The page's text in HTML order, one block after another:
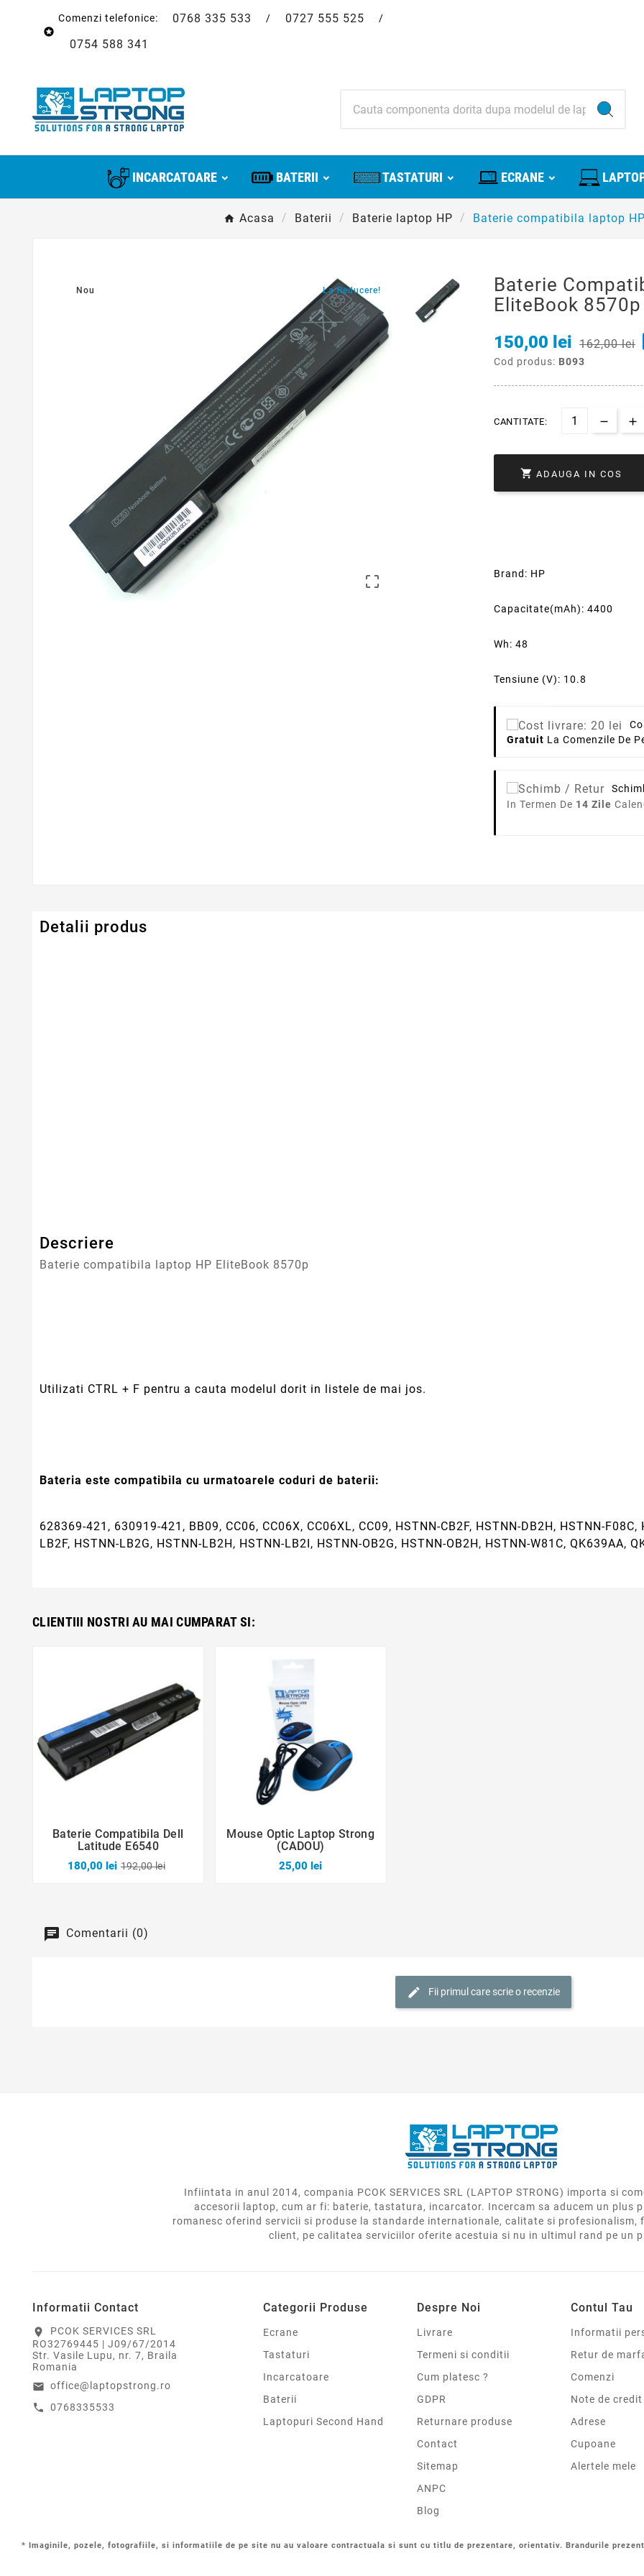

Comenzi telefonice: 0768 335 533 / 0727 555 525 /
0754 588 341
INCARCATOARE BATERII TASTATURI ECRANE
Acasa Baterii Baterie laptop HP Baterie compatibila laptop
Nou La Reducere!

Baterie
EliteBook 8570p
150,00 lei 162,00 lei
Cod produs: B093
CANTITATE:
 ADAUGA IN COS
Brand: HP
Capacitate(mAh): 4400
Wh: 48
Tensiune (V): 10.8
Gratuit La Comenzile De
In Termen De 14 Zile
Detalii produs
Descriere
Baterie compatibila laptop HP EliteBook 8570p
Utilizati CTRL + F pentru a cauta modelul dorit in listele de mai jos.
Bateria este compatibila cu urmatoarele coduri de baterii:
628369-421, 630919-421, BB09, CC06, CC06X, CC06XL, CC09, HSTNN-CB2F, HSTNN-DB2H, HSTNN-
LB2F, HSTNN-LB2G, HSTNN-LB2H, HSTNN-LB2I, HSTNN-OB2G, HSTNN-OB2H, HSTNN-W81C, QK639AA,
CLIENTIII NOSTRI AU MAI CUMPARAT SI:
  
Baterie Compatibila Dell
Latitude E6540
180,00 lei 192,00 lei
  
Mouse Optic Laptop Strong
(CADOU)
25,00 lei
Comentarii (0)
Fii primul care scrie o recenzie
Infiintata in anul 2014, compania PCOK SERVICES SRL (LAPTOP STRONG) importa si
accesorii laptop, cum ar fi: baterie, tastatura, incarcator. Incercam sa aducem un plus
romanesc oferind servicii si produse la standarde internationale, calitate si profesionalism,
client, pe calitatea serviciilor oferite acestuia si nu in ultimul rand pe un
Informatii Contact
location_on
PCOK SERVICES SRL
RO32769445 | J09/67/2014
Str. Vasile Lupu, nr. 7, Braila
Romania
email office@laptopstrong.ro
call 0768335533
Categorii Produse
Ecrane
Tastaturi
Incarcatoare
Baterii
Laptopuri Second Hand
Despre Noi
Livrare
Termeni si conditii
Cum platesc ?
GDPR
Returnare produse
Contact
Sitemap
ANPC
Blog
Contul Tau
Informatii
Retur de
Comenzi
Note de credit
Adrese
Cupoane
Alertele mele
* Imaginile, pozele, fotografiile, si informatiile de pe site nu au valoare contractuala si sunt cu titlu de prezentare, orientativ. Brandurile